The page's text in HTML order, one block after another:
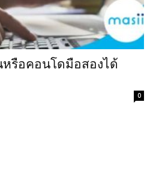
หรือคอนโดมือสองได้
0